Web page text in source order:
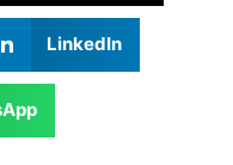
LinkedIn